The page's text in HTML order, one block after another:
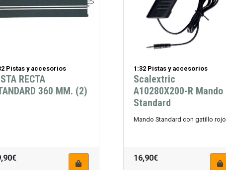
Pistas y accesorios
RECTA
360 MM. (2)
1:32 Pistas y accesorios
Scalextric
A10280X200-R Mando
Standard
Mando Standard con gatillo rojo
16,90€